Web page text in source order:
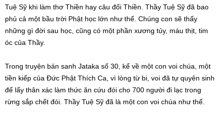
Tuệ Sỹ khi làm thơ Thiền hay câu đối Thiền. Thầy Tuệ Sỹ đã bao
phủ cả một bầu trời Phật học lớn như thế. Chúng con sẽ thấy
những gì đời sau học, cũng có một phần xương tủy, máu thịt, tim
óc của Thầy.
Trong truyện bản sanh Jataka số 30, kể về một con voi chúa, một
tiền kiếp của Đức Phật Thích Ca, vì lòng từ bi, voi đã tự quyên sinh
để lấy thân xác làm thức ăn cứu đói cho 700 người đi lạc trong
rừng sắp chết đói. Thầy Tuệ Sỹ đã là một con voi chúa như thế.